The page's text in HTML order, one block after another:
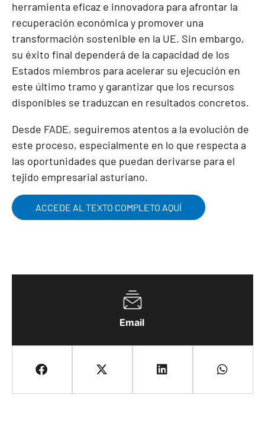
Email
herramienta eficaz e innovadora para afrontar la
recuperación económica y promover una
transformación sostenible en la UE. Sin embargo,
su éxito final dependerá de la capacidad de los
Estados miembros para acelerar su ejecución en
este último tramo y garantizar que los recursos
disponibles se traduzcan en resultados concretos.
Desde FADE, seguiremos atentos a la evolución de
este proceso, especialmente en lo que respecta a
las oportunidades que puedan derivarse para el
tejido empresarial asturiano.
ACCEDE AL TEXTO COMPLETO AQUÍ